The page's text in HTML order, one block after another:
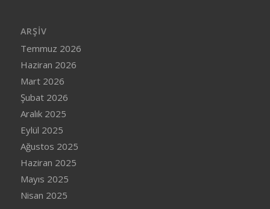
ARŞIV
Temmuz 2026
Haziran 2026
Mart 2026
Şubat 2026
Aralık 2025
Eylül 2025
Ağustos 2025
Haziran 2025
Mayıs 2025
Nisan 2025